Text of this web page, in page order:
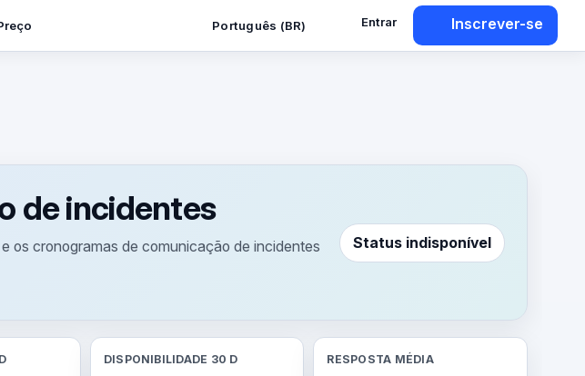
Português (BR) Entrar Inscrever-se
de incidentes
os cronogramas de comunicação de incidentes
Status indisponível
DISPONIBILIDADE 30 D RESPOSTA MÉDIA